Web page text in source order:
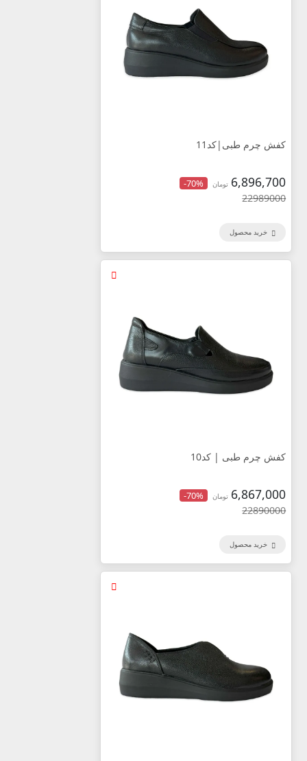
کفش چرم طبی|کد11
6,896,700 تومان -70%
22989000
خرید محصول
کفش چرم طبی | کد10
6,867,000 تومان -70%
22890000
خرید محصول